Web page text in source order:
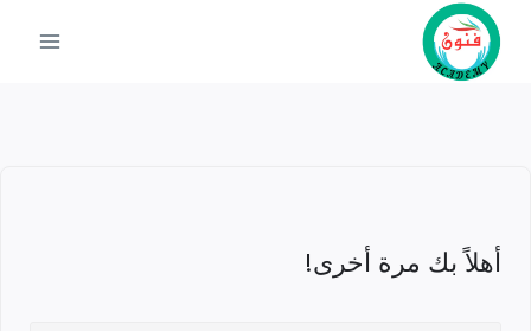
أهلاً بك مرة أخرى!